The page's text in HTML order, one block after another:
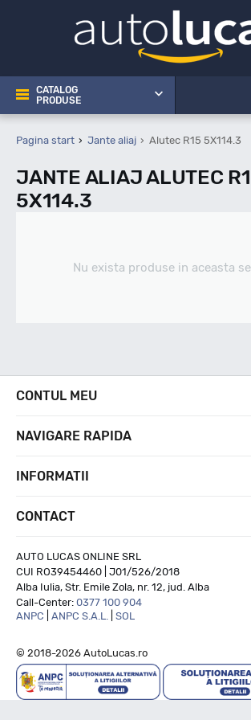
CATALOG
PRODUSE
Pagina start Jante aliaj Alutec R15 5X114.3
JANTE ALIAJ ALUTEC
5X114.3
Nu exista produse in aceasta
CONTUL MEU
NAVIGARE RAPIDA
INFORMATII
CONTACT
AUTO LUCAS ONLINE SRL
CUI RO39454460 | J01/526/2018
Alba Iulia, Str. Emile Zola, nr. 12, jud. Alba
Call-Center: 0377 100 904
ANPC
ANPC S.A.L. SOL
© 2018-2026 AutoLucas.ro